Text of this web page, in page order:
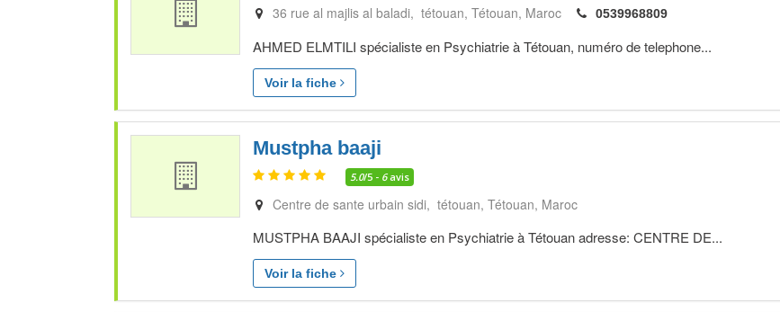
36 rue al majlis al baladi, tétouan Tétouan Maroc 0539968809
AHMED ELMTILI spécialiste en Psychiatrie à Tétouan, numéro de telephone...
Voir la fiche
Mustpha baaji
5.0/5 - 6avis
Centre de sante urbain sidi, tétouan Tétouan Maroc
MUSTPHA BAAJI spécialiste en Psychiatrie à Tétouan adresse: CENTRE DE...
Voir la fiche